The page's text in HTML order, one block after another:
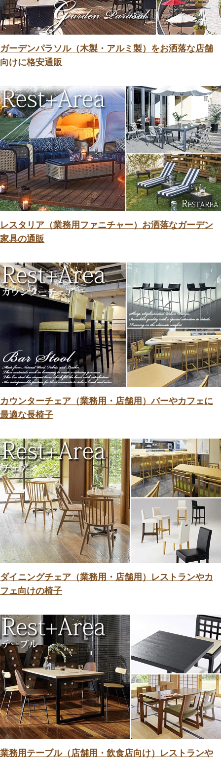
ガーデンパラソル（木製・アルミ製）をお洒落な店舗
向けに格安通販
レスタリア（業務用ファニチャー）お洒落なガーデン
家具の通販
カウンターチェア（業務用・店舗用）バーやカフェに
最適な長椅子
ダイニングチェア（業務用・店舗用）レストランやカ
フェ向けの椅子
業務用テーブル（店舗用・飲食店向け）レストランや